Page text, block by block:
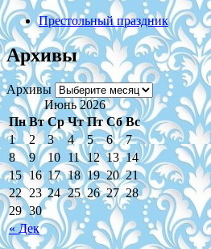
Престольный праздник
Архивы
Архивы
Июнь 2026
Пн Вт Ср Чт Пт Сб Вс
« Дек
1 2 3 4 5 6
7
8
9 10 11 12 13 14
15 16 17 18 19 20 21
22 23 24 25 26 27 28
29 30